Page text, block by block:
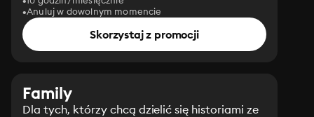
Anuluj w dowolnym momencie
Skorzystaj z promocji
Family
Dla tych, którzy chcą dzielić się historiami ze